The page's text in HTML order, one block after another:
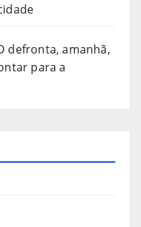
defronta, amanhã,
para a